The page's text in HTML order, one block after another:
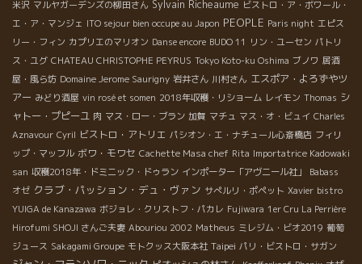
米沢 マルヤガーデンズの柳田さん Sylvain Richeaume ビストロ・ア・ボワール・
エ・ア・マンジェ ITO sejour bien occupe au Japon PEOPLE Paris night エピス
リー・フィン カプリエのマリオン Danse encore BUDO 11 リン・ユーセン パトリ
ス・ユグ CHATEAU CHRISTOPHE PEYRUS Tokyo Koto-ku Oshima ブノワ 居酒
屋・風ら坊 Domaine Jerome Saurigny 岩井さん 川村さん エスポア・よろずやツ
アー みどり酒屋 vin rosé et somen 2018年収穫・リショーム レイモン Thomas シ
ャトー・プピーユ 肉 マス・ロー・ブラン 加賀 マチュ マス・オ・ビュイ Charles
Aznavour Cyril ビストロ・アトリエ パシオン・エ・ナチュール心斎橋店 フィリ
ップ・マッフル ボワ・モワセ Cachette Masa chef Rita Importatrice Kadowaki
san 収穫2018年・ドミニック・ドゥラン インポーター「アヴニール社」
Babass
オゼ クラブ・パッション・デュ・ヴァン サぺルリ・ポペット Xavier bistro
YUIGA de Kanazawa ボジョレ・クリストフ・パカレ Fujiwara 1er Cru La Perrière
Hirofumi SHOJI さんご夫妻 Abouriou 2002 Matheus ミレジム・ビオ2019 葡萄
ジュース Sakagami Groupe モトクッス大阪本社 Taipei パリ・ビストロ・サガン